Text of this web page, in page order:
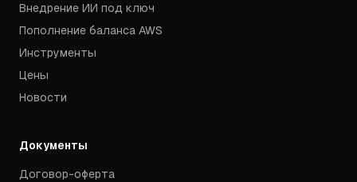
Внедрение ИИ под ключ
Пополнение баланса AWS
Инструменты
Цены
Новости
Документы
Договор-оферта